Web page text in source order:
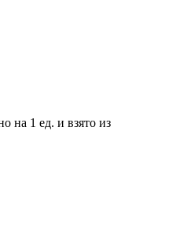
на 1 ед. и взято из